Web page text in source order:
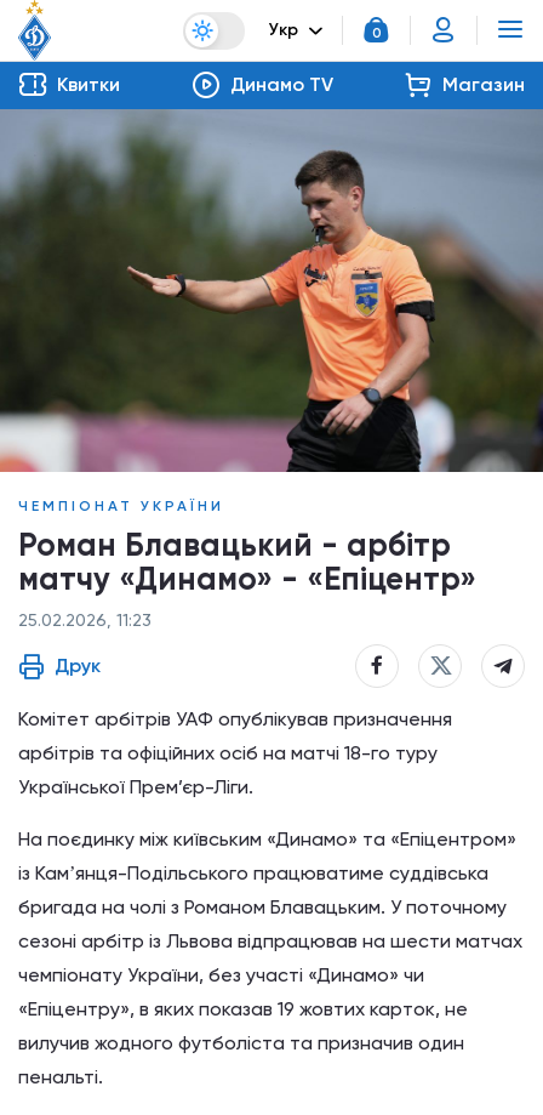
Укр 0
Квитки Динамо TV Магазин
ЧЕМПІОНАТ УКРАЇНИ
Роман Блавацький - арбітр
матчу «Динамо» - «Епіцентр»
25.02.2026, 11:23
Друк
Комітет арбітрів УАФ опублікував призначення
арбітрів та офіційних осіб на матчі 18-го туру
Української Прем’єр-Ліги.
На поєдинку між київським «Динамо» та «Епіцентром»
із Камʼянця-Подільського працюватиме суддівська
бригада на чолі з Романом Блавацьким. У поточному
сезоні арбітр із Львова відпрацював на шести матчах
чемпіонату України, без участі «Динамо» чи
«Епіцентру», в яких показав 19 жовтих карток, не
вилучив жодного футболіста та призначив один
пенальті.